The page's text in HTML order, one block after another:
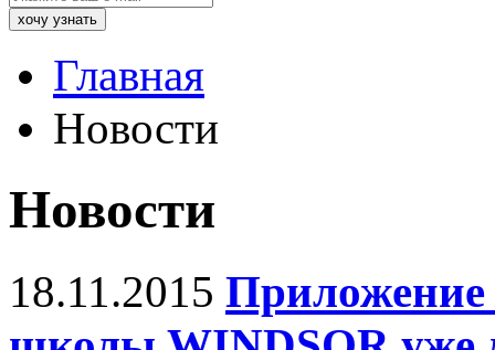
Главная
Новости
Новости
18.11.2015